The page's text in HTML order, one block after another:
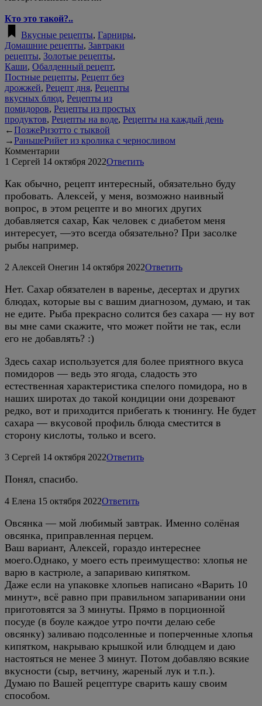
Кто это такой?..
Вкусные рецепты, Гарниры,
Домашние рецепты, Завтраки
рецепты, Золотые рецепты,
Каши, Обалденный рецепт,
Постные рецепты, Рецепт без
дрожжей, Рецепт дня, Рецепты
вкусных блюд, Рецепты из
помидоров, Рецепты из простых
продуктов, Рецепты на воде, Рецепты на каждый день
←ПозжеРизотто с тыквой
→РаньшеРийет из кролика с черносливом
Комментарии
1 Сeргeй 14 октября 2022Ответить
Как обычно, рецепт интересный, обязательно буду
пробовать. Алексей, у меня, возможно наивный
вопрос, в этом рецепте и во многих других
добавляется сахар, Как человек с диабетом меня
интересует, —это всегда обязательно? При засолке
рыбы например.
2 Алексей Онегин 14 октября 2022Ответить
Нет. Сахар обязателен в варенье, десертах и других
блюдах, которые вы с вашим диагнозом, думаю, и так
не едите. Рыба прекрасно солится без сахара — ну вот
вы мне сами скажите, что может пойти не так, если
его не добавлять? :)
Здесь сахар используется для более приятного вкуса
помидоров — ведь это ягода, сладость это
естественная характеристика спелого помидора, но в
наших широтах до такой кондиции они дозревают
редко, вот и приходится прибегать к тюнингу. Не будет
сахара — вкусовой профиль блюда сместится в
сторону кислоты, только и всего.
3 Сeргeй 14 октября 2022Ответить
Понял, спасибо.
4 Елена 15 октября 2022Ответить
Овсянка — мой любимый завтрак. Именно солёная
овсянка, приправленная перцем.
Ваш вариант, Алексей, гораздо интереснее
моего.Однако, у моего есть преимущество: хлопья не
варю в кастрюле, а запариваю кипятком.
Даже если на упаковке хлопьев написано «Варить 10
минут», всё равно при правильном запаривании они
приготовятся за 3 минуты. Прямо в порционной
посуде (в боуле каждое утро почти делаю себе
овсянку) заливаю подсоленные и поперченные хлопья
кипятком, накрываю крышкой или блюдцем и даю
настояться не менее 3 минут. Потом добавляю всякие
вкусности (сыр, ветчину, жареный лук и т.п.).
Думаю по Вашей рецептуре сварить кашу своим
способом.